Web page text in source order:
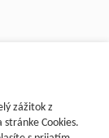
zážitok z
Cookies.